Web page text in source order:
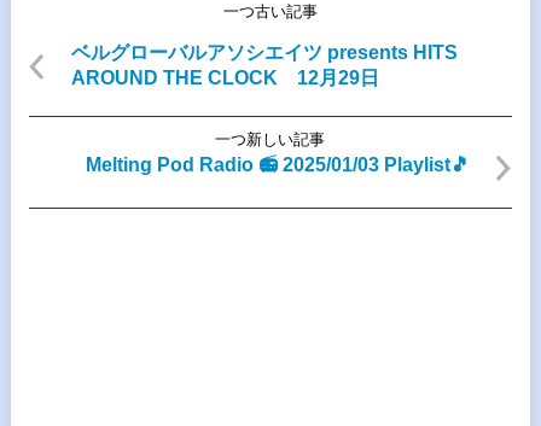
一つ古い記事
ベルグローバルアソシエイツ presents HITS
AROUND THE CLOCK 12月29日
一つ新しい記事
Melting Pod Radio 📻 2025/01/03 Playlist🎵